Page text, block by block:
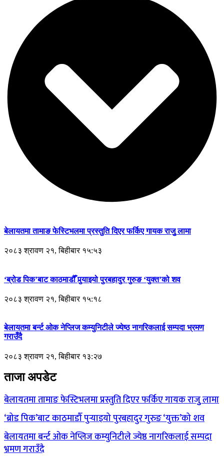
बेलायतमा तामाङ फेस्टिभलमा प्रस्तुति दिएर फर्किए गायक राजुु लामा
२०८३ श्रावण २१, बिहीबार १५:५३
‘ब्रोड पिक’बाट काठमाडौँ पुर्‍याइयो पुरबहादुर गुरुङ ‘युक्त’को शव
२०८३ श्रावण २१, बिहीबार १५:१८
बेलायतमा बर्न्ट ओक नेप्लिज कम्युनिटीले ज्येष्ठ नागरिकलाई सम्पदा भ्रमण
गराउँदै
२०८३ श्रावण २१, बिहीबार १३:२७
ताजा अपडेट
बेलायतमा तामाङ फेस्टिभलमा प्रस्तुति दिएर फर्किए गायक राजुु लामा
‘ब्रोड पिक’बाट काठमाडौँ पुर्‍याइयो पुरबहादुर गुरुङ ‘युक्त’को शव
बेलायतमा बर्न्ट ओक नेप्लिज कम्युनिटीले ज्येष्ठ नागरिकलाई सम्पदा
भ्रमण गराउँदै